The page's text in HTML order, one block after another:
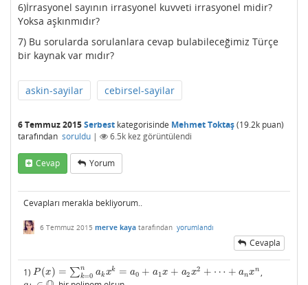
6)İrrasyonel sayının irrasyonel kuvveti irrasyonel midir?
Yoksa aşkınmıdır?
7) Bu sorularda sorulanlara cevap bulabileceğimiz Türçe
bir kaynak var mıdır?
askin-sayilar cebirsel-sayilar
6 Temmuz 2015Serbest kategorisinde Mehmet Toktaş(19.2k puan)
tarafından soruldu | 6.5k kez görüntülendi
Cevap Yorum
Cevapları merakla bekliyorum..
6 Temmuz 2015 merve kaya tarafından yorumlandı
Cevapla
1) P(x) = ∑n
k=0 ak xk = a0 + a1x + a2x2 + ⋯ + anxn
P(x)=∑ k= 0n ak k =a0+a 1x +a2 x2 +⋯+ anx n